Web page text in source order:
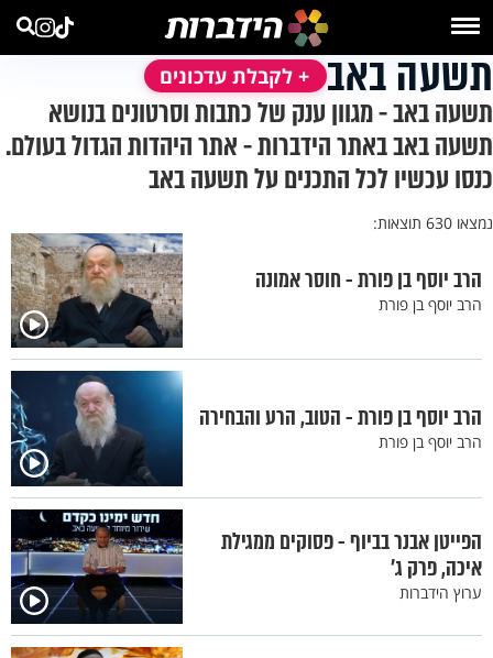
תשעה באב + לקבלת עדכונים
תשעה באב - מגוון ענק של כתבות וסרטונים בנושא
תשעה באב באתר הידברות - אתר היהדות הגדול בעולם.
כנסו עכשיו לכל התכנים על תשעה באב
נמצאו 630 תוצאות:
הרב יוסף בן פורת - חוסר אמונה
הרב יוסף בן פורת
הרב יוסף בן פורת - הטוב, הרע והבחירה
הרב יוסף בן פורת
הפייטן אבנר בביוף - פסוקים ממגילת
איכה, פרק ג’
ערוץ הידברות